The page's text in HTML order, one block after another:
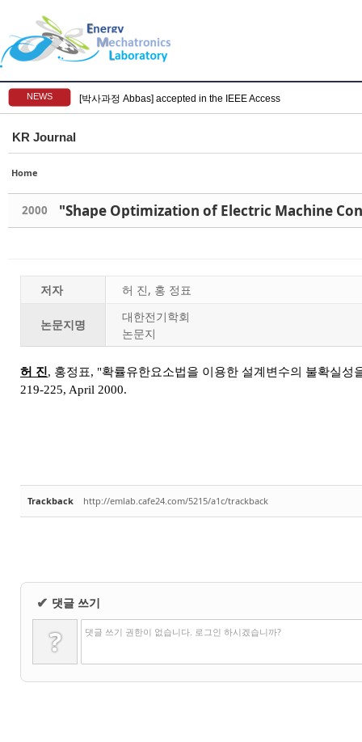
NEWS [박사과정 Abbas] accepted in the IEEE Access
KR Journal
Home
2000
저자 허 진, 홍 정표
논문지명
대한전기학회
논문지
허 진, 홍정표, "확률유한요소법을 이용한 설계변수의 불확실성
219-225, April 2000.
Trackback http://emlab.cafe24.com/5215/a1c/trackback
✔ 댓글 쓰기
? 댓글 쓰기 권한이 없습니다. 로그인 하시겠습니까?